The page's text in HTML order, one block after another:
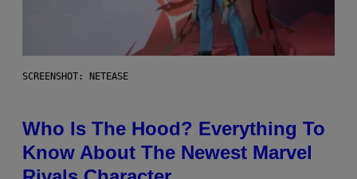
SCREENSHOT: NETEASE
Who Is The Hood? Everything To
Know About The Newest Marvel